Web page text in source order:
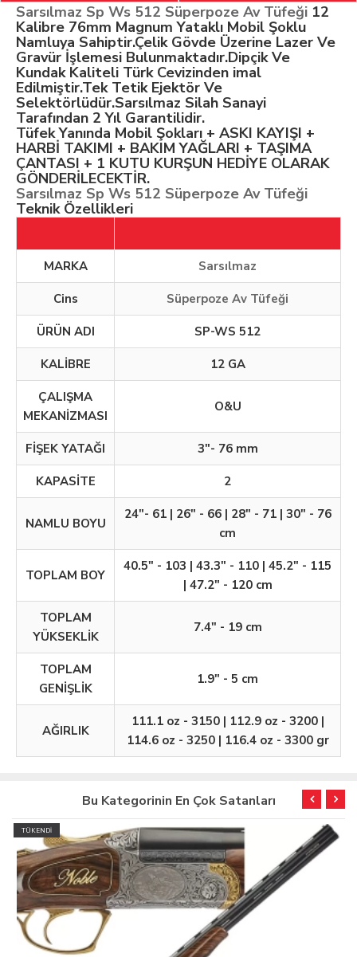
Sarsılmaz Sp Ws 512 Süperpoze Av Tüfeği 12
Kalibre 76mm Magnum Yataklı Mobil Şoklu
Namluya Sahiptir.Çelik Gövde Üzerine Lazer Ve
Gravür İşlemesi Bulunmaktadır.Dipçik Ve
Kundak Kaliteli Türk Cevizinden imal
Edilmiştir.Tek Tetik Ejektör Ve
Selektörlüdür.Sarsılmaz Silah Sanayi
Tarafından 2 Yıl Garantilidir.
Tüfek Yanında Mobil Şokları + ASKI KAYIŞI +
HARBİ TAKIMI + BAKIM YAĞLARI + TAŞIMA
ÇANTASI + 1 KUTU KURŞUN HEDİYE OLARAK
GÖNDERİLECEKTİR.
Sarsılmaz Sp Ws 512 Süperpoze Av Tüfeği
Teknik Özellikleri
MARKA Sarsılmaz
Cins Süperpoze Av Tüfeği
ÜRÜN ADI SP-WS 512
KALİBRE 12 GA
ÇALIŞMA
MEKANİZMASI
O&U
FİŞEK YATAĞI 3"- 76 mm
KAPASİTE 2
NAMLU BOYU
24"- 61 | 26" - 66 | 28" - 71 | 30" - 76
cm
TOPLAM BOY
40.5" - 103 | 43.3" - 110 | 45.2" - 115
| 47.2" - 120 cm
TOPLAM
YÜKSEKLİK
7.4" - 19 cm
TOPLAM
GENİŞLİK
1.9" - 5 cm
AĞIRLIK
111.1 oz - 3150 | 112.9 oz - 3200 |
114.6 oz - 3250 | 116.4 oz - 3300 gr
Bu Kategorinin En Çok Satanları
TÜKENDİ